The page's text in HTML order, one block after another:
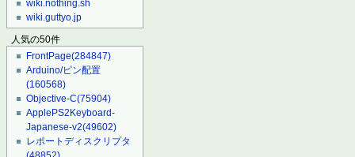
wiki.nothing.sh
wiki.guttyo.jp
人気の50件
FrontPage(284847)
Arduino/ピン配置
(160568)
Objective-C(75904)
ApplePS2Keyboard-
Japanese-v2(49602)
レポートディスクリプタ